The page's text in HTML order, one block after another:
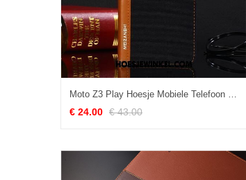
Moto Z3 Play Hoesje Mobiele Telefoon Eenvoudige Anti-fall, Moto Z3 Play Hoesje Leren Etui Zwart
€ 24.00 € 43.00